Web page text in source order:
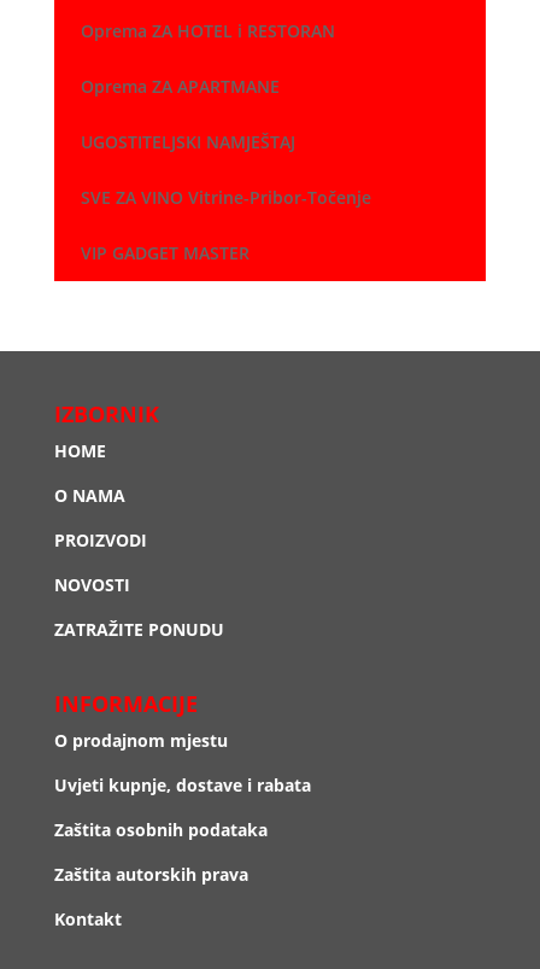
Oprema ZA HOTEL i RESTORAN
Oprema ZA APARTMANE
UGOSTITELJSKI NAMJEŠTAJ
SVE ZA VINO Vitrine-Pribor-Točenje
VIP GADGET MASTER
IZBORNIK
HOME
O NAMA
PROIZVODI
NOVOSTI
ZATRAŽITE PONUDU
INFORMACIJE
O prodajnom mjestu
Uvjeti kupnje, dostave i rabata
Zaštita osobnih podataka
Zaštita autorskih prava
Kontakt